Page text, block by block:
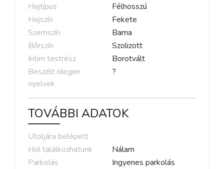
Hajtípus
Félhosszú
Hajszín
Fekete
Szemszín
Barna
Bőrszín
Szolizott
Intim testrész
Borotvált
Beszélt idegen
nyelvek
?
TOVÁBBI ADATOK
Utoljára belépett
Hol találkozhatunk
Nálam
Parkolás
Ingyenes parkolás